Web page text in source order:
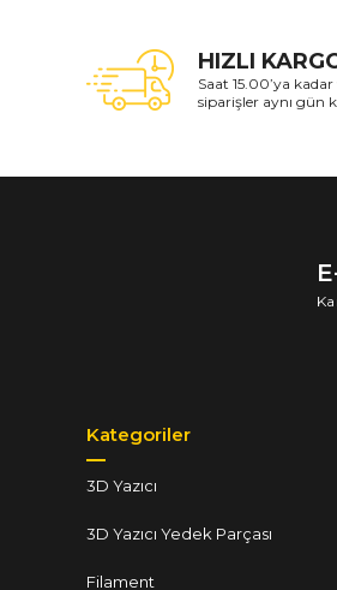
HIZLI
Saat 15.00’ya
siparişler aynı gün
Kategoriler
3D Yazıcı
3D Yazıcı Yedek Parçası
Filament